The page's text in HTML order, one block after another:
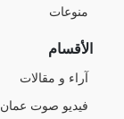
منوعات
الأقسام
آراء و مقالات
فيديو صوت عمان